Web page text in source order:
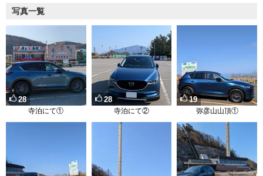
写真一覧
28
寺泊にて①
28
寺泊にて②
19
弥彦山山頂①